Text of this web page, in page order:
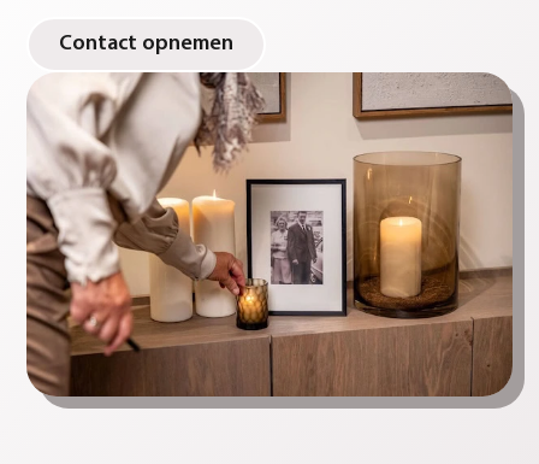
Contact opnemen